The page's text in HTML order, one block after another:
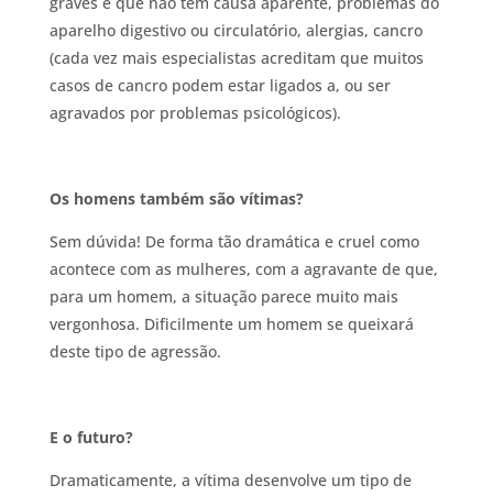
aparelho digestivo ou circulatório, alergias, cancro
(cada vez mais especialistas acreditam que muitos
casos de cancro podem estar ligados a, ou ser
agravados por problemas psicológicos).
Os homens também são vítimas?
Sem dúvida! De forma tão dramática e cruel como
acontece com as mulheres, com a agravante de que,
para um homem, a situação parece muito mais
vergonhosa. Dificilmente um homem se queixará
deste tipo de agressão.
E o futuro?
Dramaticamente, a vítima desenvolve um tipo de